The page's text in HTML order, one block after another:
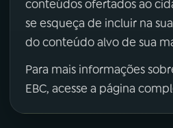
conteúdos ofertados ao
se esqueça de incluir na
do conteúdo alvo de sua
Para mais informações
EBC, acesse a página